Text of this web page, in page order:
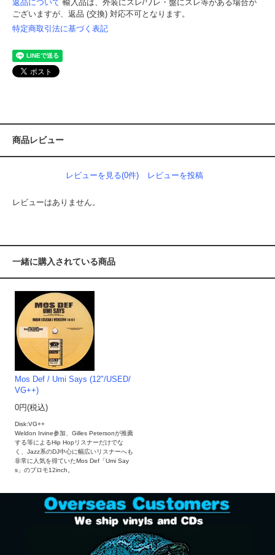
返品について 輸入品は、外装にスレ/ワレ・盤にスレ等がある場合が
ございますが、返品 (交換) 対応不可となります。
特定商取引法に基づく表記
商品レビュー
レビューを見る(0件) レビューを投稿
レビューはありません。
一緒に購入されている商品
Mos Def / Umi Says (12"/USED/
VG++)
0円(税込)
Disk:VG++
Weldon Irvine参加、Gilles Petersonが推薦
する等によるHip Hopリスナーだけでな
く、Jazz系のDJ中心に幅広いリスナーへも
非常に人気を得ていたMos Def「Umi Say
s」のプロモ12inch。